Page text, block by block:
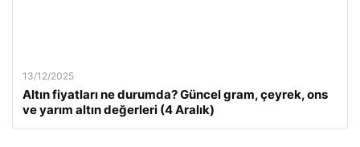
13/12/2025
Altın fiyatları ne durumda? Güncel gram, çeyrek, ons
ve yarım altın değerleri (4 Aralık)